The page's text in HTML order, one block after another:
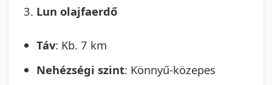
Lun olajfaerdő
Táv: Kb. 7 km
Nehézségi szint: Könnyű-közepes